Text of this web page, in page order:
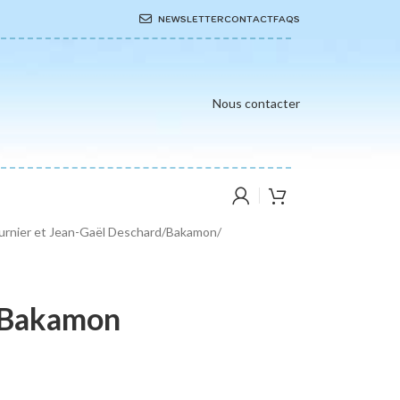
NEWSLETTERCONTACTFAQS
Nous contacter
et Jean-Gaël Deschard/Bakamon/